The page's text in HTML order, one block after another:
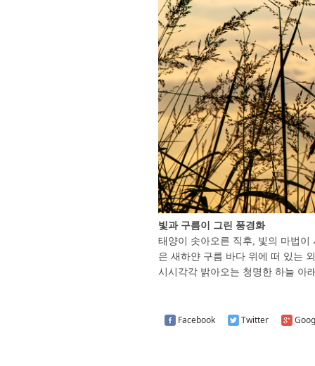
빛과 구름이 그린 풍경화
태양이 솟아오른 직후, 빛의 마법
은 새하얀 구름 바다 위에 떠 있는
시시각각 밝아오는 청명한 하늘 아
Facebook Twitter